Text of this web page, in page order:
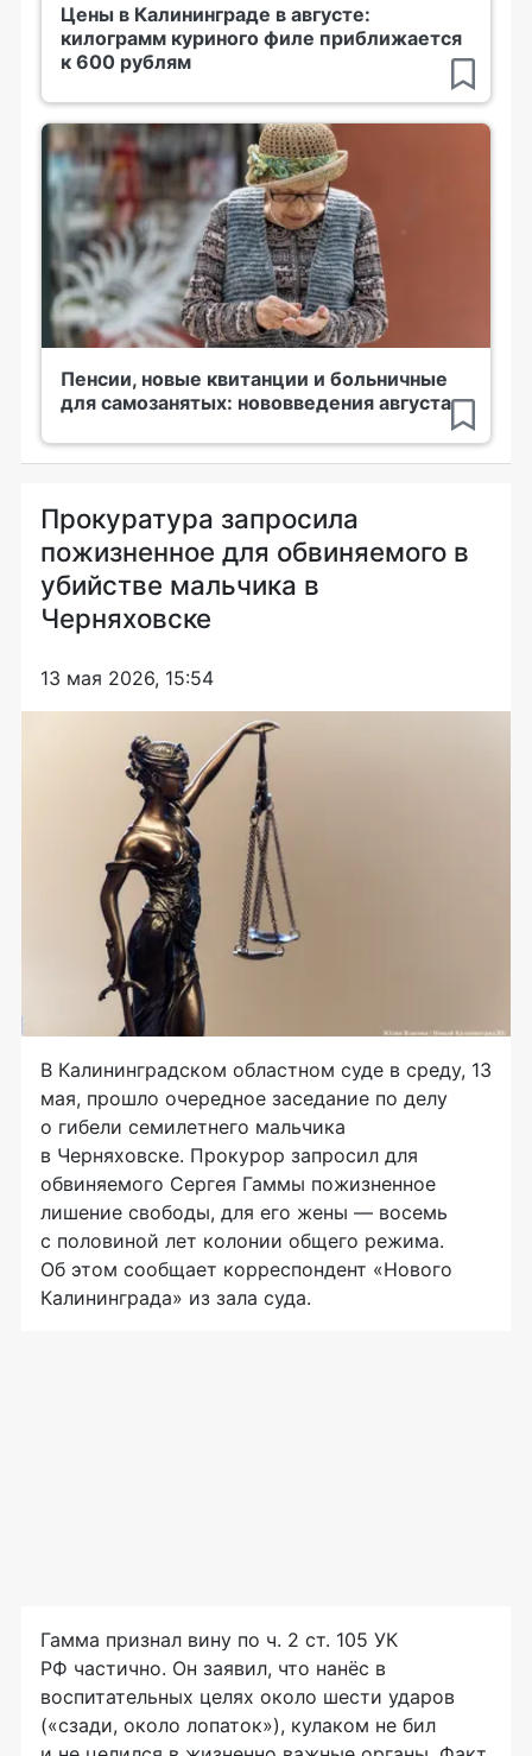
Цены в Калининграде в августе:
килограмм куриного филе приближается
к 600 рублям
Пенсии, новые квитанции и больничные
для самозанятых: нововведения августа
Прокуратура запросила
пожизненное для обвиняемого в
убийстве мальчика в
Черняховске
13 мая 2026, 15:54
В Калининградском областном суде в среду, 13
мая, прошло очередное заседание по делу
о гибели семилетнего мальчика
в Черняховске. Прокурор запросил для
обвиняемого Сергея Гаммы пожизненное
лишение свободы, для его жены — восемь
с половиной лет колонии общего режима.
Об этом сообщает корреспондент «Нового
Калининграда» из зала суда.
Гамма признал вину по ч. 2 ст. 105 УК
РФ частично. Он заявил, что нанёс в
воспитательных целях около шести ударов
(«сзади, около лопаток»), кулаком не бил